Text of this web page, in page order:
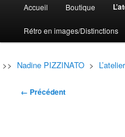
principal
Aller
au
contenu
principal
Aller
au
contenu
secondaire
Accueil Boutique
Rétro en images/Distinctions
>> Nadine PIZZINATO > L’atelier
Navigation
← Précédent